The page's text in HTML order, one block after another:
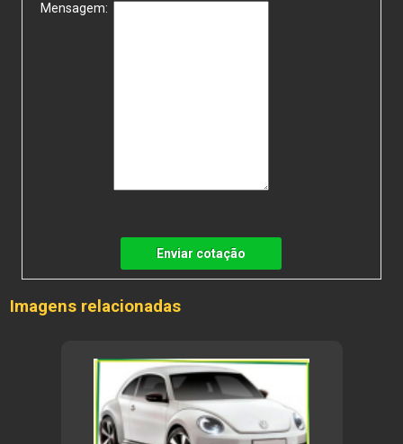
Mensagem:
Enviar cotação
Imagens relacionadas